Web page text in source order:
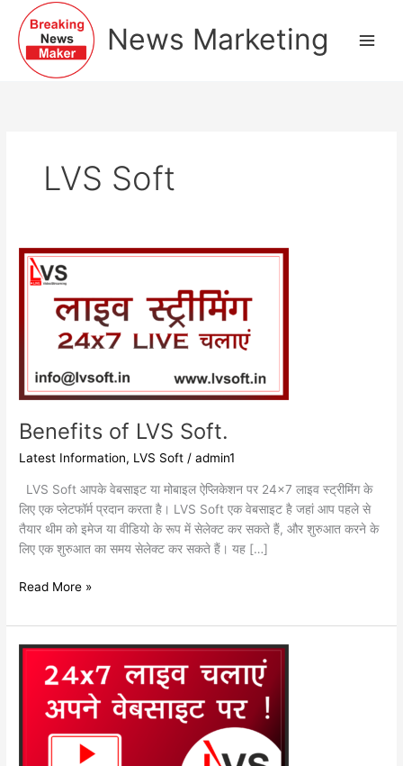
content
News Marketing
LVS Soft
Benefits of LVS Soft.
Latest Information, LVS Soft /admin1
LVS Soft आपके वेबसाइट या मोबाइल ऐप्लिकेशन पर 24×7 लाइव स्ट्रीमिंग के
लिए एक प्लेटफॉर्म प्रदान करता है। LVS Soft एक वेबसाइट है जहां आप पहले से
तैयार थीम को इमेज या वीडियो के रूप में सेलेक्ट कर सकते हैं, और शुरुआत करने के
लिए एक शुरुआत का समय सेलेक्ट कर सकते हैं। यह […]
Benefits
Read More »
How